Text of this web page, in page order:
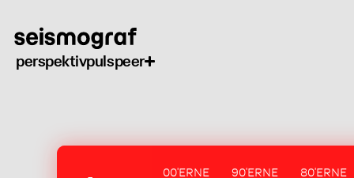
perspektivpulspeer
00'ERNE 90'ERNE 80'ERNE